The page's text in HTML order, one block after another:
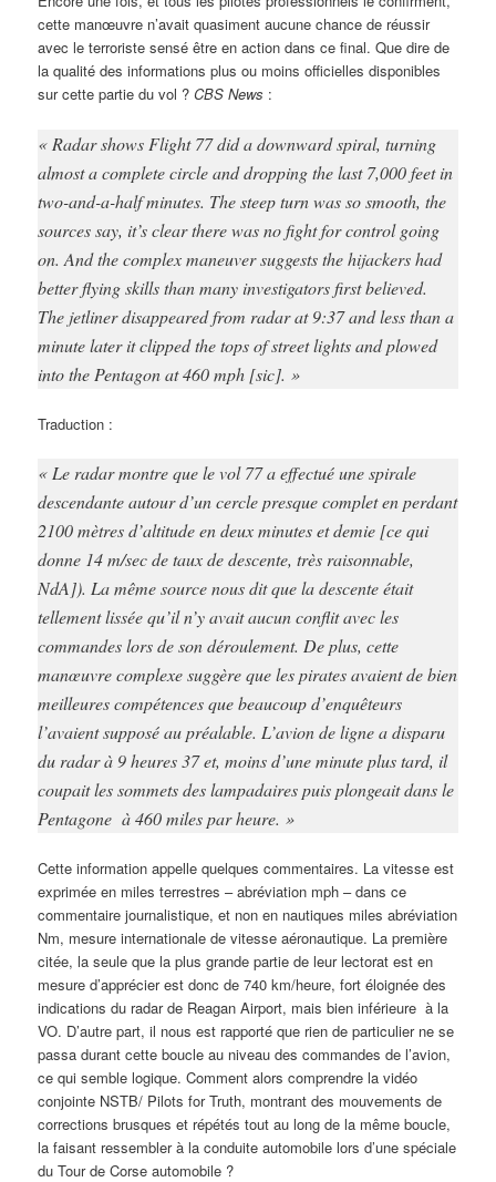
cette manœuvre n’avait quasiment aucune chance de réussir
avec le terroriste sensé être en action dans ce final. Que dire de
la qualité des informations plus ou moins officielles disponibles
sur cette partie du vol ?CBS News :
« Radar shows Flight 77 did a downward spiral, turning
almost a complete circle and dropping the last 7,000 feet in
two-and-a-half minutes. The steep turn was so smooth, the
sources say, it’s clear there was no fight for control going
on. And the complex maneuver suggests the hijackers had
better flying skills than many investigators first believed.
The jetliner disappeared from radar at 9:37 and less than a
minute later it clipped the tops of street lights and plowed
into the Pentagon at 460 mph [sic]. »
Traduction :
« Le radar montre que le vol 77 a effectué une spirale
descendante autour d’un cercle presque complet en perdant
2100 mètres d’altitude en deux minutes et demie [ce qui
donne 14 m/sec de taux de descente, très raisonnable,
NdA]). La même source nous dit que la descente était
tellement lissée qu’il n’y avait aucun conflit avec les
commandes lors de son déroulement. De plus, cette
manœuvre complexe suggère que les pirates avaient de bien
meilleures compétences que beaucoup d’enquêteurs
l’avaient supposé au préalable. L’avion de ligne a disparu
du radar à 9 heures 37 et, moins d’une minute plus tard, il
coupait les sommets des lampadaires puis plongeait dans le
Pentagone à 460 miles par heure. »
Cette information appelle quelques commentaires. La vitesse est
exprimée en miles terrestres – abréviation mph – dans ce
commentaire journalistique, et non en nautiques miles abréviation
Nm, mesure internationale de vitesse aéronautique. La première
citée, la seule que la plus grande partie de leur lectorat est en
mesure d’apprécier est donc de 740 km/heure, fort éloignée des
indications du radar de Reagan Airport, mais bien inférieure à la
VO. D’autre part, il nous est rapporté que rien de particulier ne se
passa durant cette boucle au niveau des commandes de l’avion,
ce qui semble logique. Comment alors comprendre la vidéo
conjointe NSTB/ Pilots for Truth, montrant des mouvements de
corrections brusques et répétés tout au long de la même boucle,
la faisant ressembler à la conduite automobile lors d’une spéciale
du Tour de Corse automobile ?